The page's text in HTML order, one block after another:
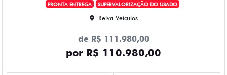
PRONTA ENTREGA SUPERVALORIZAÇÃO DO USADO
Relva Veículos
de R$ 111.980,00
por R$ 110.980,00